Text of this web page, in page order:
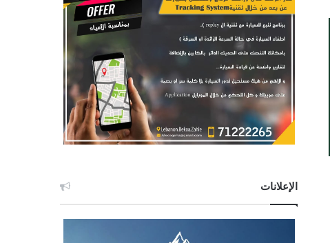
الإعلانات